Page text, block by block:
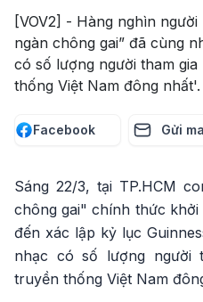
[VOV2] - Hàng nghìn
ngàn chông gai” đã cùng
có số lượng người tham
thống Việt Nam đông nhất'.
Facebook Gửi
Sáng 22/3, tại TP.HCM
chông gai" chính thức
đến xác lập kỷ lục
nhạc có số lượng người
truyền thống Việt Nam